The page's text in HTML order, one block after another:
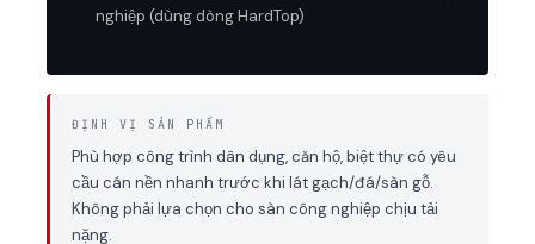
nghiệp (dùng dòng HardTop)
ĐỊNH VỊ SẢN PHẨM
Phù hợp công trình dân dụng, căn hộ, biệt thự có yêu
cầu cán nền nhanh trước khi lát gạch/đá/sàn gỗ.
Không phải lựa chọn cho sàn công nghiệp chịu tải
nặng.